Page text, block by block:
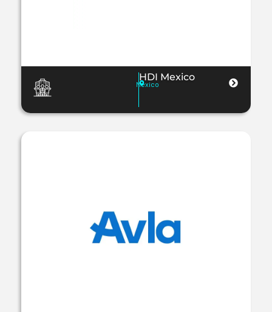
HDI Mexico
Mexico